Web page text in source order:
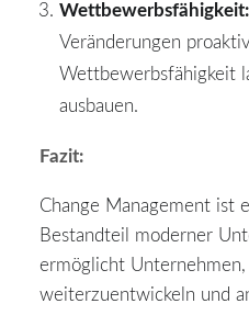
Wettbewerbsfähigkeit:
Veränderungen
Wettbewerbsfähigkeit
ausbauen.
Fazit:
Change Management ist
Bestandteil moderner
ermöglicht
weiterzuentwickeln und